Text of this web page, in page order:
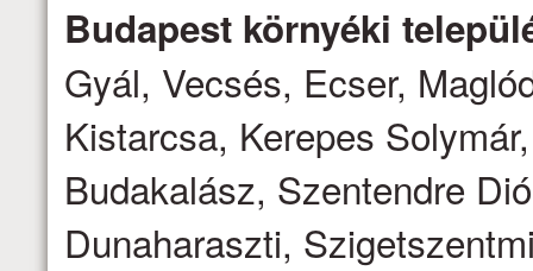
Budapest környéki
Gyál, Vecsés, Ecser,
Kistarcsa, Kerepes
Budakalász, Szentendre
Dunaharaszti,